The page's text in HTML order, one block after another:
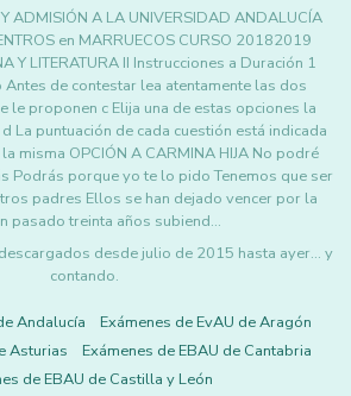
ADMISIÓN A LA UNIVERSIDAD ANDALUCÍA
en MARRUECOS CURSO 20182019
Y LITERATURA II Instrucciones a Duración 1
de contestar lea atentamente las dos
le proponen c Elija una de estas opciones la
La puntuación de cada cuestión está indicada
misma OPCIÓN A CARMINA HIJA No podré
Podrás porque yo te lo pido Tenemos que ser
padres Ellos se han dejado vencer por la
pasado treinta años subiend…
desde julio de 2015 hasta ayer... y
contando.
Andalucía
Exámenes de EvAU de Aragón
Asturias
Exámenes de EBAU de Cantabria
de EBAU de Castilla y León